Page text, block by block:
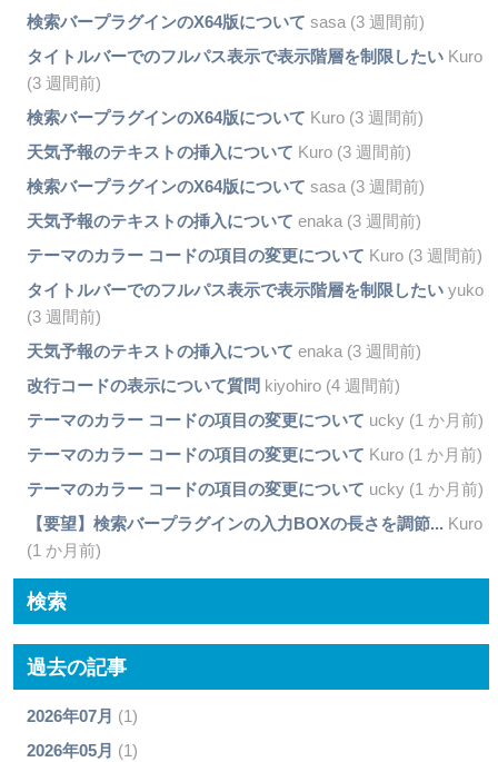
検索バープラグインのX64版について sasa (3 週間前)
タイトルバーでのフルパス表示で表示階層を制限したいKuro
(3 週間前)
検索バープラグインのX64版について Kuro (3 週間前)
天気予報のテキストの挿入について Kuro (3 週間前)
検索バープラグインのX64版について sasa (3 週間前)
天気予報のテキストの挿入について enaka (3 週間前)
テーマのカラー コードの項目の変更について Kuro (3 週間前)
タイトルバーでのフルパス表示で表示階層を制限したいyuko
(3 週間前)
天気予報のテキストの挿入について enaka (3 週間前)
改行コードの表示について質問 kiyohiro (4 週間前)
テーマのカラー コードの項目の変更について ucky (1 か月前)
テーマのカラー コードの項目の変更について Kuro (1 か月前)
テーマのカラー コードの項目の変更について ucky (1 か月前)
【要望】検索バープラグインの入力BOXの長さを調節... Kuro
(1 か月前)
検索
過去の記事
2026年07月 (1)
2026年05月 (1)